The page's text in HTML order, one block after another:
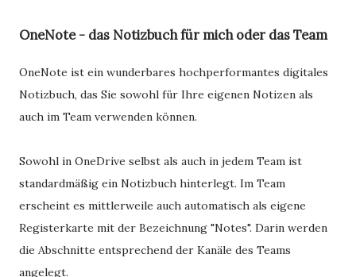
OneNote - das Notizbuch für mich oder das Team
OneNote ist ein wunderbares hochperformantes digitales
Notizbuch, das Sie sowohl für Ihre eigenen Notizen als
auch im Team verwenden können.
Sowohl in OneDrive selbst als auch in jedem Team ist
standardmäßig ein Notizbuch hinterlegt. Im Team
erscheint es mittlerweile auch automatisch als eigene
Registerkarte mit der Bezeichnung "Notes". Darin werden
die Abschnitte entsprechend der Kanäle des Teams
angelegt.